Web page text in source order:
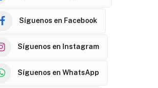
Síguenos en Facebook
Síguenos en Instagram
Síguenos en WhatsApp